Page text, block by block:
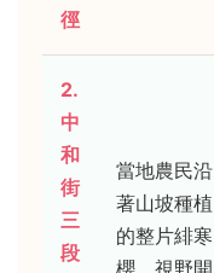
徑
2.
中
和
街
三
段
當地農民沿
著山坡種植
的整片緋寒
櫻，視野開